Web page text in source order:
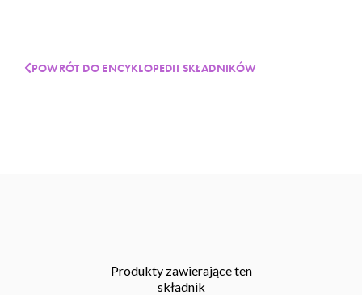
POWRÓT DO ENCYKLOPEDII SKŁADNIKÓW
Produkty zawierające ten
składnik